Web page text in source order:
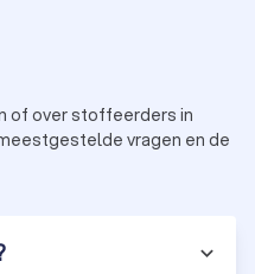
bespaar je jezelf veel tijd
dat het werk goed wordt
stoffeerder in
verschillende diensten
Of het nu gaat om het
of over stoffeerders in
vragen en de